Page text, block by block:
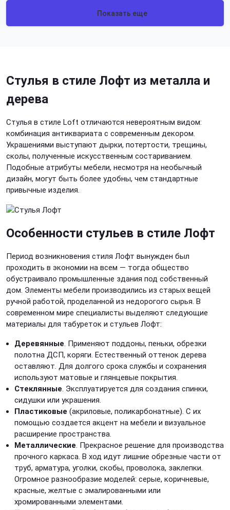
Показать еще
Стулья в стиле Лофт из металла и
дерева
Стулья в стиле Loft отличаются невероятным видом:
комбинация антиквариата с современным декором.
Украшениями выступают дырки, потертости, трещины,
сколы, полученные искусственным состариванием.
Подобные атрибуты мебели, несмотря на необычный
дизайн, могут быть более удобны, чем стандартные
привычные изделия.
Особенности стульев в стиле Лофт
Период возникновения стиля Лофт вынужден был
проходить в экономии на всем — тогда общество
обустраивало промышленные здания под собственный
дом. Элементы мебели производились из старых вещей
ручной работой, проделанной из недорогого сырья. В
современном мире специалисты выделяют следующие
материалы для табуреток и стульев Лофт:
Деревянные. Применяют поддоны, пеньки, обрезки
полотна ДСП, коряги. Естественный оттенок дерева
оставляют. Для долгого срока службы и сохранения
используют матовые и глянцевые покрытия.
Стеклянные. Эксплуатируется для создания спинки,
сидушки или украшения.
Пластиковые (акриловые, поликарбонатные). С их
помощью создается акцент на мебели и визуальное
расширение пространства.
Металлические. Прекрасное решение для производства
прочного каркаса. В ход идут лишние обрезные части от
труб, арматура, уголки, скобы, проволока, заклепки.
Огромное разнообразие моделей: серые, коричневые,
красные, желтые с эмалированными или
хромированными элементами.